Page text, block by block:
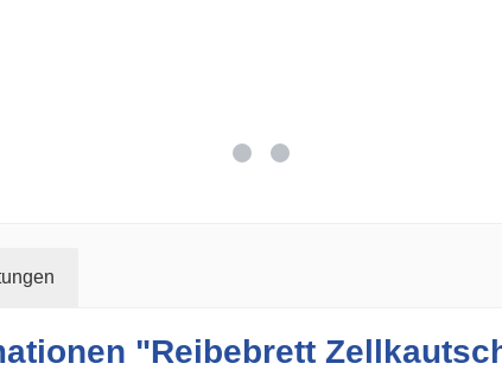
"Reibebrett